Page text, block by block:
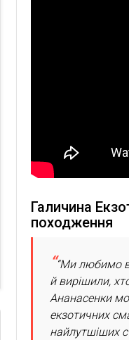
Галичина
походження
“Ми любимо
й вирішили,
Ананасенки
екзотичних
найлутшіших